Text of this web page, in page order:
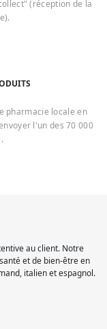
(réception de la
pharmacie locale en
l'un des 70 000
au client. Notre
et de bien-être en
italien et espagnol.